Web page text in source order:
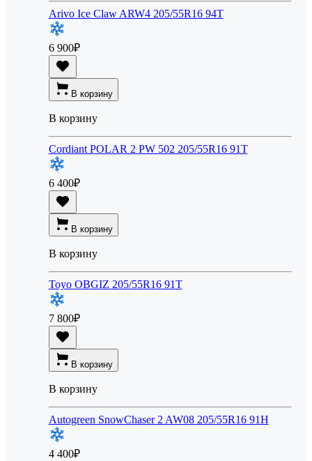
Arivo Ice Claw ARW4 205/55R16 94T
6 900₽
В корзину
В корзину
Cordiant POLAR 2 PW 502 205/55R16 91T
6 400₽
В корзину
В корзину
Toyo OBGIZ 205/55R16 91T
7 800₽
В корзину
В корзину
Autogreen SnowChaser 2 AW08 205/55R16 91H
4 400₽